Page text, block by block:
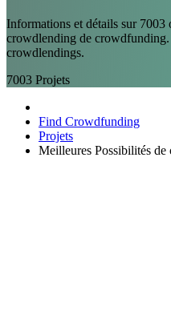
Informations et détails sur 7003
crowdlending de
crowdlendings.
7003 Projets
Find Crowdfunding
Projets
Meilleures Possibilités